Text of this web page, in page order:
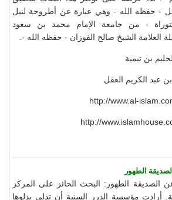
- حفظه الله - وهي عبارة عن أطروحة لنيل
- من جامعة الإمام محمد بن سعود
العلامة الشيخ صالح الفوزان - حفظه الله -.
بن تيمية
عبد الكريم العقل
http://
الطهور
الصديقة الطهور: البحث الحائز على المركز
أرادت مؤسسة الدرر السنية أن تدلي بدلوها